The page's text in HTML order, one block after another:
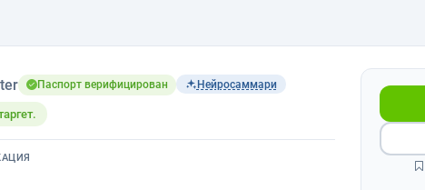
Паспорт верифицирован Нейросаммари